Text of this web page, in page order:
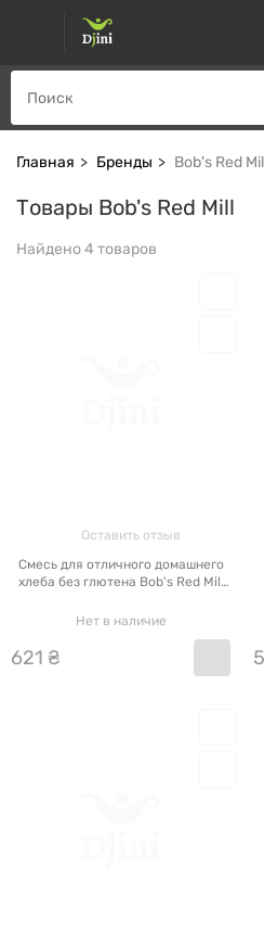
Главная Бренды Bob's Red
Товары Bob's Red Mill
Найдено 4 товаров
Оставить отзыв
Смесь для отличного домашнего
хлеба без глютена Bob's Red Mill
Нет в наличие
621 ₴